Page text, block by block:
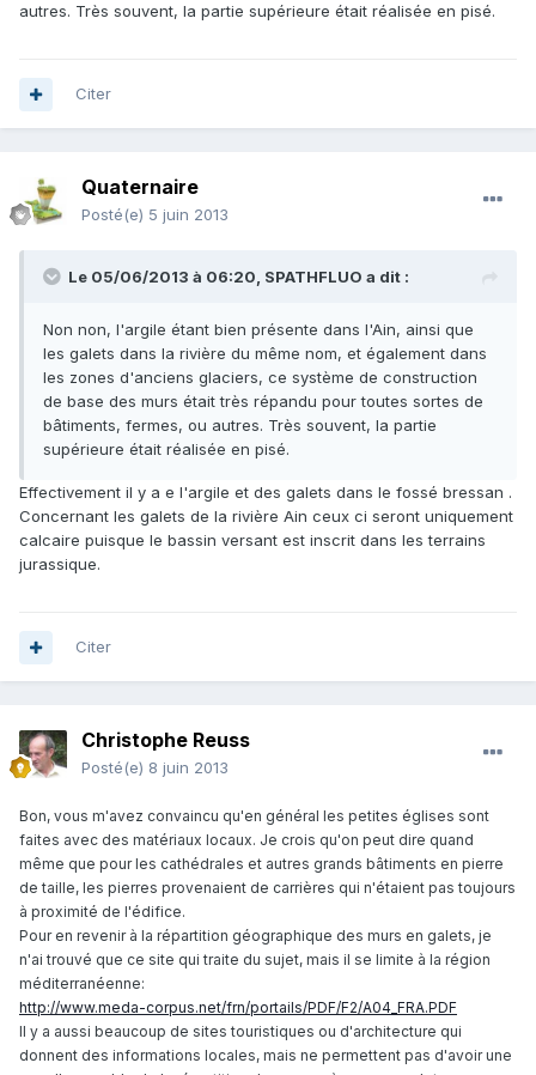
autres. Très souvent, la partie supérieure était réalisée en pisé.
Citer
Quaternaire
Posté(e) 5 juin 2013
Le 05/06/2013 à 06:20, SPATHFLUO a dit :
Non non, l'argile étant bien présente dans l'Ain, ainsi que
les galets dans la rivière du même nom, et également dans
les zones d'anciens glaciers, ce système de construction
de base des murs était très répandu pour toutes sortes de
bâtiments, fermes, ou autres. Très souvent, la partie
supérieure était réalisée en pisé.
Effectivement il y a e l'argile et des galets dans le fossé bressan .
Concernant les galets de la rivière Ain ceux ci seront uniquement
calcaire puisque le bassin versant est inscrit dans les terrains
jurassique.
Citer
Christophe Reuss
Posté(e) 8 juin 2013
Bon, vous m'avez convaincu qu'en général les petites églises sont
faites avec des matériaux locaux. Je crois qu'on peut dire quand
même que pour les cathédrales et autres grands bâtiments en pierre
de taille, les pierres provenaient de carrières qui n'étaient pas toujours
à proximité de l'édifice.
Pour en revenir à la répartition géographique des murs en galets, je
n'ai trouvé que ce site qui traite du sujet, mais il se limite à la région
méditerranéenne:
http://www.meda-corpus.net/frn/portails/PDF/F2/A04_FRA.PDF
Il y a aussi beaucoup de sites touristiques ou d'architecture qui
donnent des informations locales, mais ne permettent pas d'avoir une